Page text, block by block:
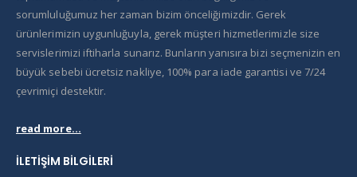
sorumluluğumuz her zaman bizim önceliğimizdir. Gerek
ürünlerimizin uygunluğuyla, gerek müşteri hizmetlerimizle size
servislerimizi iftiharla sunarız. Bunların yanısıra bizi seçmenizin en
büyük sebebi ücretsiz nakliye, 100% para iade garantisi ve 7/24
çevrimiçi destektir.
read more...
İLETIŞIM BILGILERI